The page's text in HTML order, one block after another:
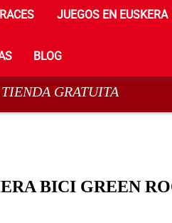
JUEGOS EN EUSKERA
BLOG
GRATUITA
BICI GREEN